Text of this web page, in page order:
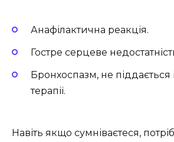
Анафілактична реакція.
Гостре серцеве
Бронхоспазм, не піддається
терапії.
Навіть якщо сумніваєтеся,